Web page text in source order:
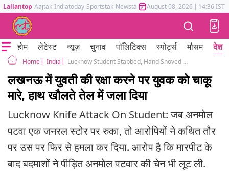
Lallantop Aajtak Indiatoday Sportstak Newstak Mumbai Tak Astrotak
August 08, 2026 | 14:36 IST
होम लेटेस्ट न्यूज़ चुनाव पॉलिटिक्स स्पोर्ट्स मौसम देश
Home India Lucknow Student Stabbed, Hand Shoved In Hot Oil For Saving Female Friend From Harassers
लखनऊ में युवती की रक्षा करने पर युवक को चाकू
मारे, हाथ खौलते तेल में जला दिया
Lucknow Knife Attack On Student: जब अनमोल
पटवा एक जनरल स्टोर पर रुका, तो आरोपियों ने कथित तौर
पर उस पर फिर से हमला कर दिया. आरोप है कि मारपीट के
बाद बदमाशों ने पीड़ित अनमोल पटवार की चेन भी लूट ली.